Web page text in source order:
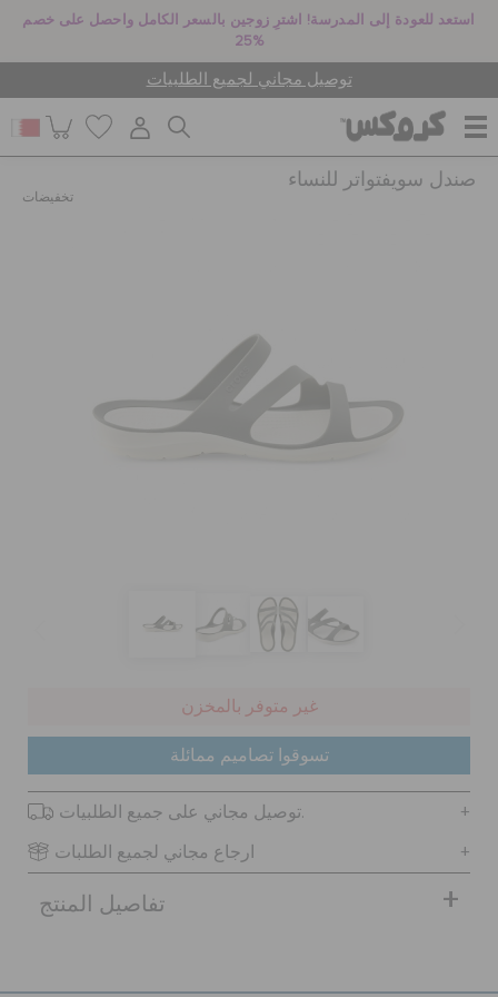
استعد للعودة إلى المدرسة! اشترِ زوجين بالسعر الكامل واحصل على خصم
25%
توصيل مجاني لجميع الطلبيات
للنساء
جيبيتز تشارمز
تسجيل الدخول / اشتراك
تحديد موقع المتجر
صندل سويفتواتر للنساء
تخفيضات
غير متوفر بالمخزن
تسوقوا تصاميم ممائلة
توصيل مجاني على جميع الطلبيات.
ارجاع مجاني لجميع الطلبات
تفاصيل المنتج